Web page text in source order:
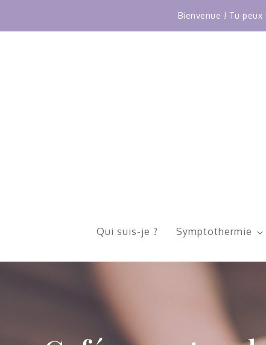
Bienvenue ! Tu
Qui suis-je ? Symptothermie